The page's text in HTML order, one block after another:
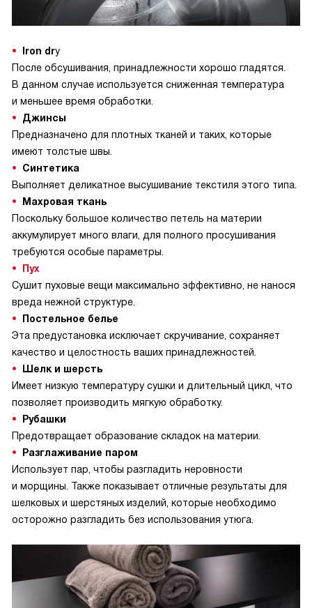
Iron dry
После обсушивания, принадлежности хорошо гладятся.
В данном случае используется сниженная температура
и меньшее время обработки.
Джинсы
Предназначено для плотных тканей и таких, которые
имеют толстые швы.
Синтетика
Выполняет деликатное высушивание текстиля этого типа.
Махровая ткань
Поскольку большое количество петель на материи
аккумулирует много влаги, для полного просушивания
требуются особые параметры.
Пух
Сушит пуховые вещи максимально эффективно, не нанося
вреда нежной структуре.
Постельное белье
Эта предустановка исключает скручивание, сохраняет
качество и целостность ваших принадлежностей.
Шелк и шерсть
Имеет низкую температуру сушки и длительный цикл, что
позволяет производить мягкую обработку.
Рубашки
Предотвращает образование складок на материи.
Разглаживание паром
Использует пар, чтобы разгладить неровности
и морщины. Также показывает отличные результаты для
шелковых и шерстяных изделий, которые необходимо
осторожно разгладить без использования утюга.